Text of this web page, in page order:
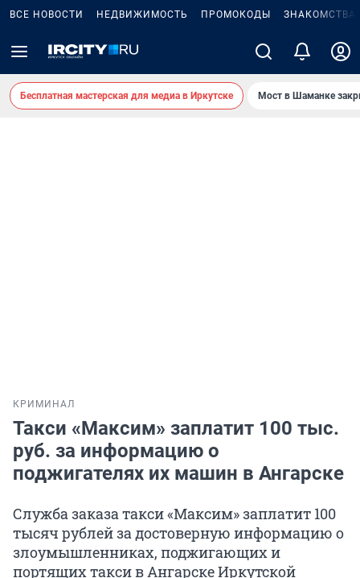
ВСЕ НОВОСТИ НЕДВИЖИМОСТЬ ПРОМОКОДЫ ЗНАКОМСТВА
Бесплатная мастерская для медиа в Иркутске Мост в Шаманке
КРИМИНАЛ
Такси «Максим» заплатит 100 тыс.
руб. за информацию о
поджигателях их машин в Ангарске
Служба заказа такси «Максим» заплатит 100
тысяч рублей за достоверную информацию о
злоумышленниках, поджигающих и
портящих такси в Ангарске Иркутской